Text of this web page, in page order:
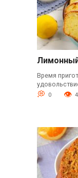
Время
0